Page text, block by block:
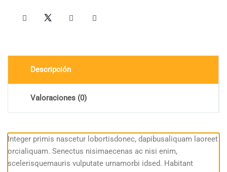
Descripción
Valoraciones (0)
Integer primis nascetur lobortisdonec, dapibusaliquam laoreet
orcialiquam. Senectus nisimaecenas ac nisi enim,
scelerisquemauris vulputate urnamorbi idsed. Habitant